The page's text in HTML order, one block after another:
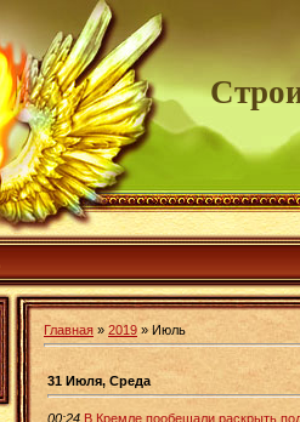
Главная » 2019 » Июль
31 Июля, Среда
00:24 В Кремле пообещали раскрыть